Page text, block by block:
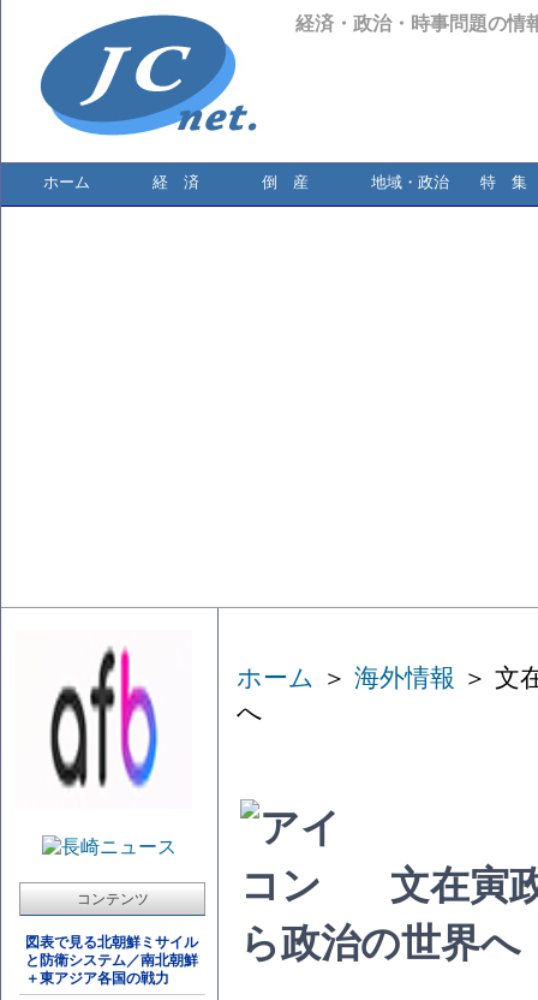
経済・政治・時事問題の情
ホーム 経 済 倒 産 地域・政治 特 集
コンテンツ
図表で見る北朝鮮ミサイル
と防衛システム／南北朝鮮
＋東アジア各国の戦力
ホーム ＞ 海外情報 ＞ 文
へ
文在寅
ら政治の世界へ